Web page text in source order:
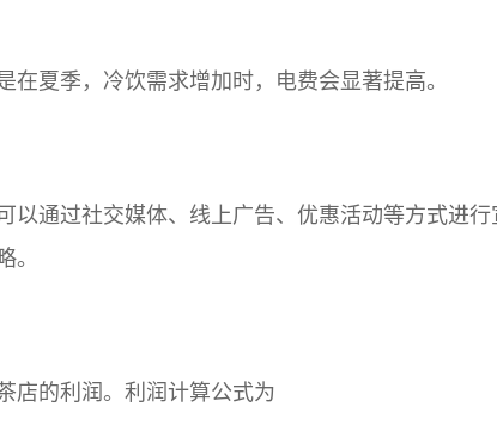
夏季，冷饮需求增加时，电费会显著提高。
以通过社交媒体、线上广告、优惠活动等方式进行
。
店的利润。利润计算公式为